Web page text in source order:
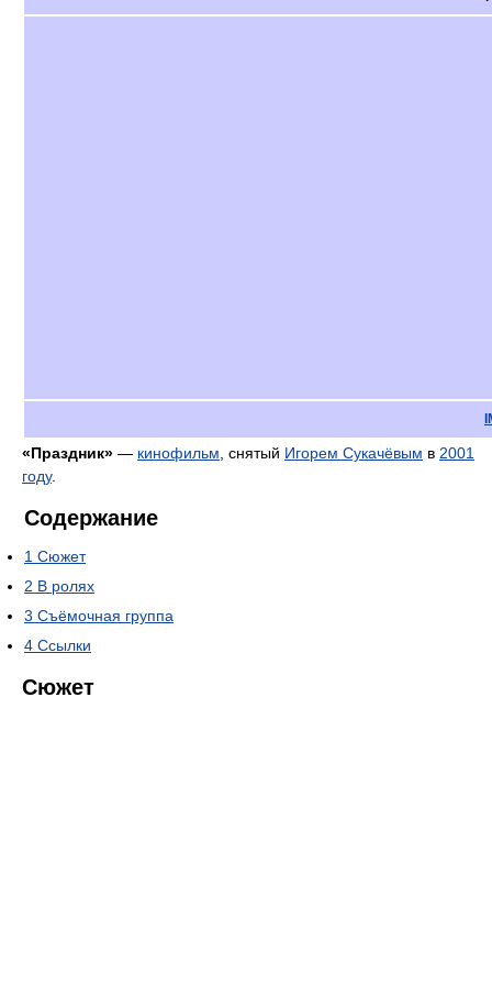
«Праздник» — кинофильм , снятый Игорем Сукачёвым в 2001
году.
Содержание
1 Сюжет
2 В ролях
3 Съёмочная группа
4 Ссылки
Сюжет